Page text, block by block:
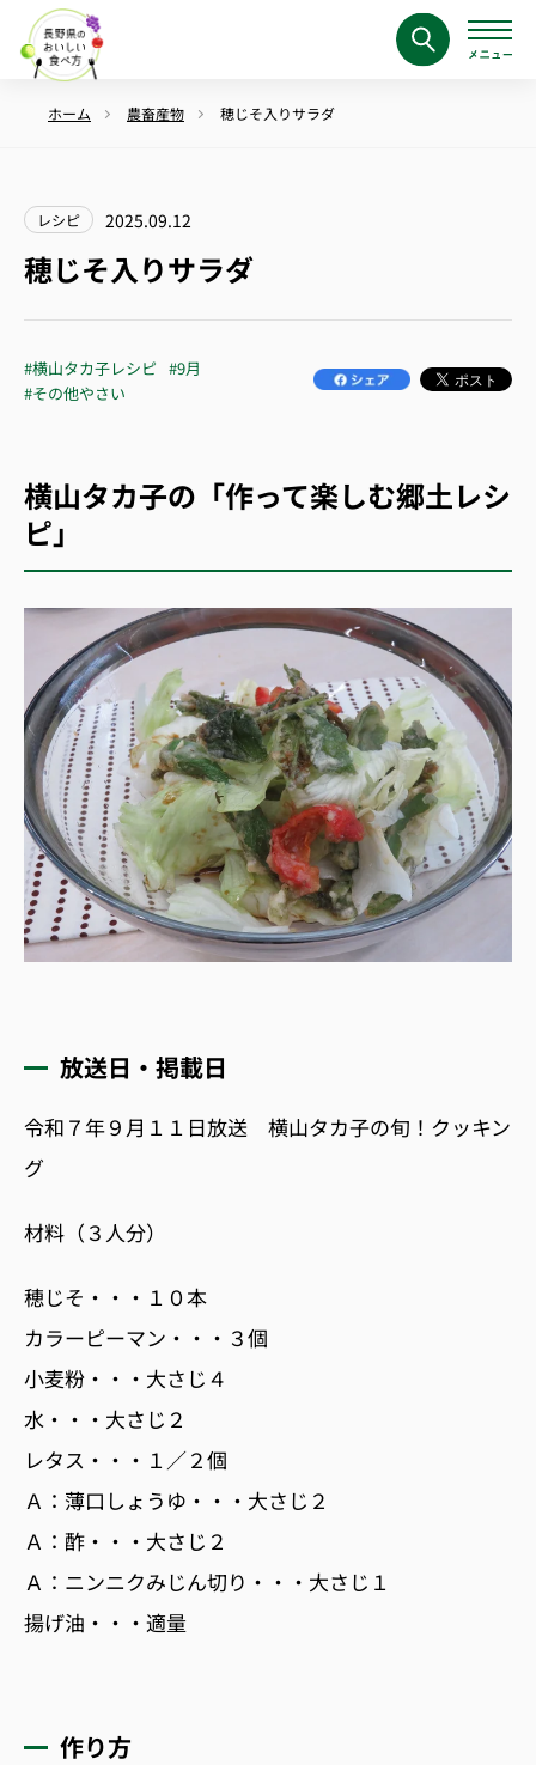
ホーム 農畜産物 穂じそ入りサラダ
レシピ 2025.09.12
穂じそ入りサラダ
#横山タカ子レシピ #9月
#その他やさい
横山タカ子の「作って楽しむ郷土レシ
ピ」
放送日・掲載日
令和７年９月１１日放送 横山タカ子の旬！クッキン
グ
材料（３人分）
穂じそ・・・１０本
カラーピーマン・・・３個
小麦粉・・・大さじ４
水・・・大さじ２
レタス・・・１／２個
Ａ：薄口しょうゆ・・・大さじ２
Ａ：酢・・・大さじ２
Ａ：ニンニクみじん切り・・・大さじ１
揚げ油・・・適量
作り方